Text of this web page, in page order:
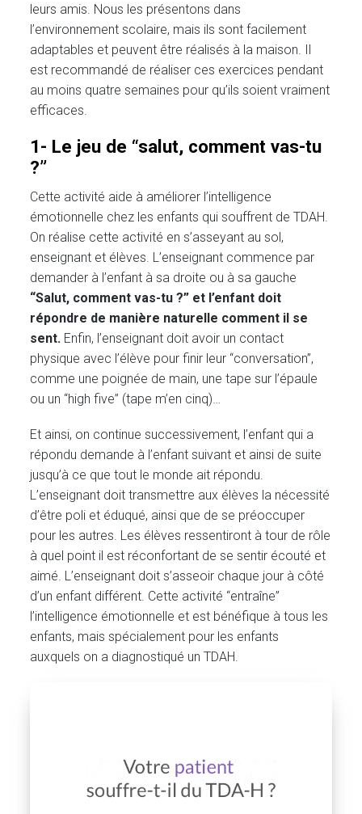
leurs amis. Nous les présentons dans
l’environnement scolaire, mais ils sont facilement
adaptables et peuvent être réalisés à la maison. Il
est recommandé de réaliser ces exercices pendant
au moins quatre semaines pour qu’ils soient vraiment
efficaces.
1- Le jeu de “salut, comment vas-tu
?”
Cette activité aide à améliorer l’intelligence
émotionnelle chez les enfants qui souffrent de TDAH.
On réalise cette activité en s’asseyant au sol,
enseignant et élèves. L’enseignant commence par
demander à l’enfant à sa droite ou à sa gauche
“Salut, comment vas-tu ?” et l’enfant doit
répondre de manière naturelle comment il se
sent. Enfin, l’enseignant doit avoir un contact
physique avec l’élève pour finir leur “conversation”,
comme une poignée de main, une tape sur l’épaule
ou un “high five” (tape m’en cinq)…
Et ainsi, on continue successivement, l’enfant qui a
répondu demande à l’enfant suivant et ainsi de suite
jusqu’à ce que tout le monde ait répondu.
L’enseignant doit transmettre aux élèves la nécessité
d’être poli et éduqué, ainsi que de se préoccuper
pour les autres. Les élèves ressentiront à tour de rôle
à quel point il est réconfortant de se sentir écouté et
aimé. L’enseignant doit s’asseoir chaque jour à côté
d’un enfant différent. Cette activité “entraîne”
l’intelligence émotionnelle et est bénéfique à tous les
enfants, mais spécialement pour les enfants
auxquels on a diagnostiqué un TDAH.